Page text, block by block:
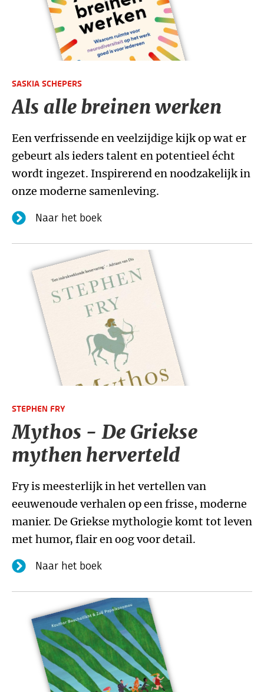
SASKIA SCHEPERS
Als alle breinen werken
Een verfrissende en veelzijdige kijk op wat er
gebeurt als ieders talent en potentieel écht
wordt ingezet. Inspirerend en noodzakelijk in
onze moderne samenleving.
Naar het boek
STEPHEN FRY
Mythos - De Griekse
mythen herverteld
Fry is meesterlijk in het vertellen van
eeuwenoude verhalen op een frisse, moderne
manier. De Griekse mythologie komt tot leven
met humor, flair en oog voor detail.
Naar het boek